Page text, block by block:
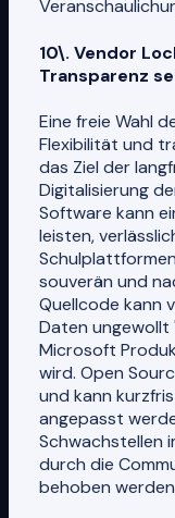
10\. Vendor
Transparenz
Eine freie Wahl
Flexibilität und
das Ziel der
Digitalisierung
Software kann
leisten,
souverän und
Quellcode kann
Daten ungewollt
Microsoft
wird. Open
und kann
angepasst
Schwachstellen
durch die
behoben